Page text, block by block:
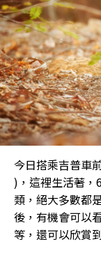
今日搭乘吉普車
)，這裡生活著，
類，絕大多數都
後，有機會可以
等，還可以欣賞